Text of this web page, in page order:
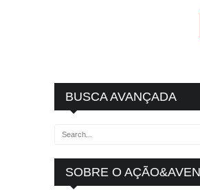
BUSCA AVANÇADA
SOBRE O